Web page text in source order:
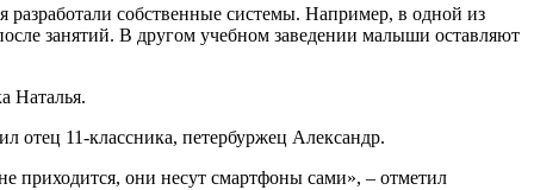
собственные системы. Например, в одной из
занятий. В другом учебном заведении малыши оставляют
Наталья.
отец 11-классника, петербуржец Александр.
приходится, они несут смартфоны сами», – отметил